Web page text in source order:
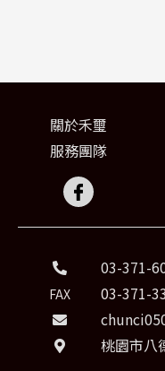
關於禾璽
服務團隊
03-371-
FAX
03-371-
桃園市八